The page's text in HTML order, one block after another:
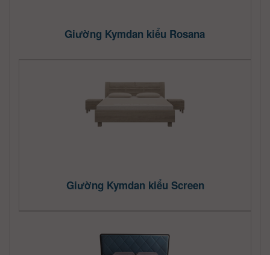
Giường Kymdan kiểu Rosana
Giường Kymdan kiểu Screen